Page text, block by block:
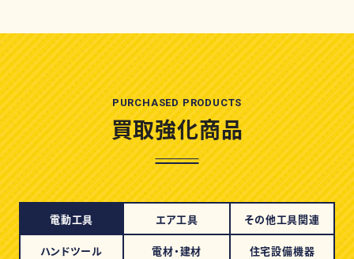
PURCHASED PRODUCTS
買取強化商品
電動工具 エア工具 その他工具関連
ハンドツール 電材・建材 住宅設備機器